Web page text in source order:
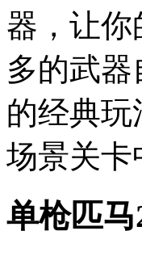
器，让
多的武
的经典
场景关卡
单枪匹